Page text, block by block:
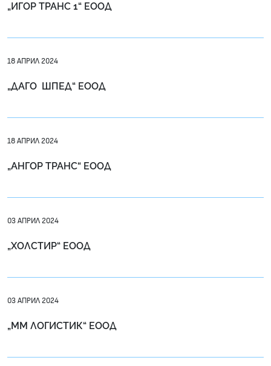
„ИГОР ТРАНС 1“ ЕООД
18 АПРИЛ 2024
„ДАГО ШПЕД“ ЕООД
18 АПРИЛ 2024
„АНГОР ТРАНС“ ЕООД
03 АПРИЛ 2024
„ХОЛСТИР“ ЕООД
03 АПРИЛ 2024
„ММ ЛОГИСТИК“ ЕООД